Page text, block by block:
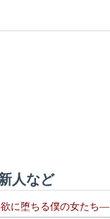
人など
に堕ちる僕の女たち—